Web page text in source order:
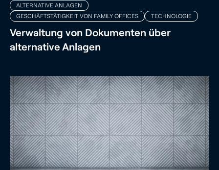
ALTERNATIVE ANLAGEN
GESCHÄFTSTÄTIGKEIT VON FAMILY OFFICES
TECHNOLOGIE
Verwaltung von Dokumenten über
alternative Anlagen